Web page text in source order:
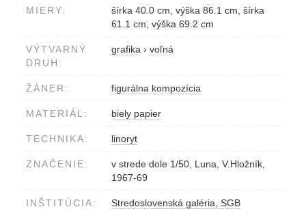
MIERY:
šírka 40.0 cm, výška 86.1 cm, šírka
61.1 cm, výška 69.2 cm
VÝTVARNÝ
DRUH:
grafika › voľná
ŽÁNER: figurálna kompozícia
MATERIÁL: biely papier
TECHNIKA: linoryt
ZNAČENIE:
v strede dole 1/50, Luna, V.Hložník,
1967-69
INŠTITÚCIA: Stredoslovenská galéria, SGB